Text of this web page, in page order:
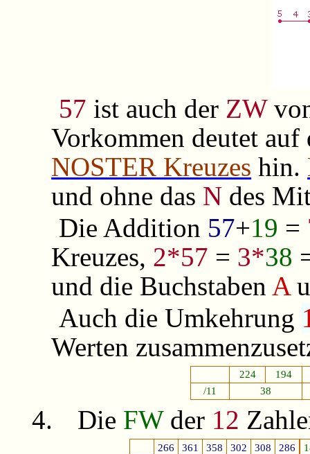
57 ist auch der ZW
Vorkommen deutet
NOSTER Kreuzes hin.
und ohne das N des
Die Addition 57+19 =
Kreuzes, 2*57 = 3*38
und die Buchstaben A
Auch die Umkehrung
Werten
224
194
/11
38
4. Die FWder 12
266 361 358 302 308 286